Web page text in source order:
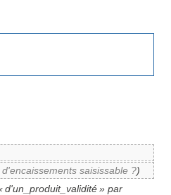
saisissable ?)
» par